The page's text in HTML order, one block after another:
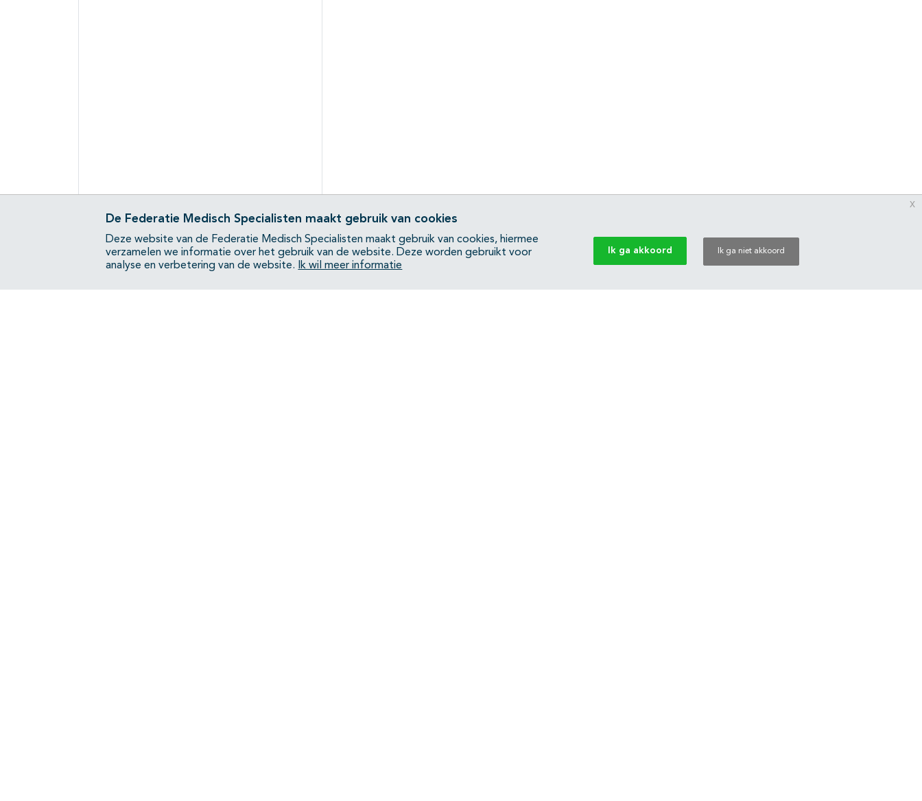
De Federatie Medisch Specialisten maakt gebruik van cookies
Deze website van de Federatie Medisch Specialisten maakt gebruik van cookies, hiermee
verzamelen we informatie over het gebruik van de website. Deze worden gebruikt voor
analyse en verbetering van de website.
Ik wil meer informatie
Ik ga akkoord Ik ga niet akkoord
x